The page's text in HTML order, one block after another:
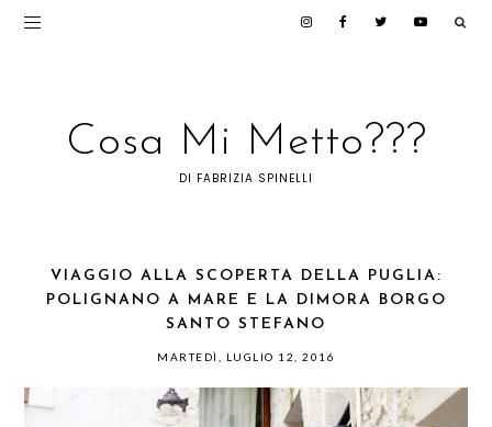
Cosa Mi Metto???
DI FABRIZIA SPINELLI
VIAGGIO ALLA SCOPERTA DELLA PUGLIA:
POLIGNANO A MARE E LA DIMORA BORGO
SANTO STEFANO
MARTEDÌ, LUGLIO 12, 2016